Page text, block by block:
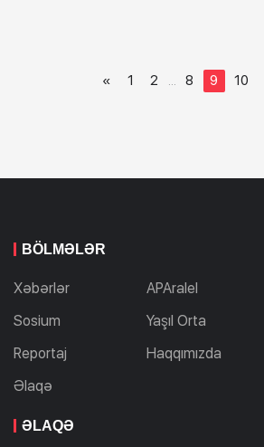
« 1 2 8 9 10
BÖLMƏLƏR
Xəbərlər
APAralel
Sosium
Yaşıl Orta
Reportaj
Haqqımızda
Əlaqə
ƏLAQƏ